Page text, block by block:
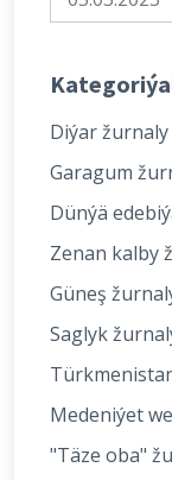
Diýar žurnaly
Garagum
Dünýä
Zenan kalby
Güneş
Saglyk
Medeniýet
"Täze oba"